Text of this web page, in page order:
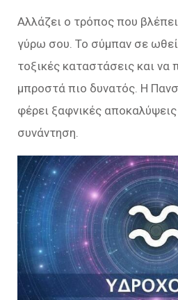
Αλλάζει ο τρόπος που
γύρω σου. Το σύμπαν σε
τοξικές καταστάσεις και να
μπροστά πιο δυνατός. Η
φέρει ξαφνικές αποκαλύψεις
συνάντηση.